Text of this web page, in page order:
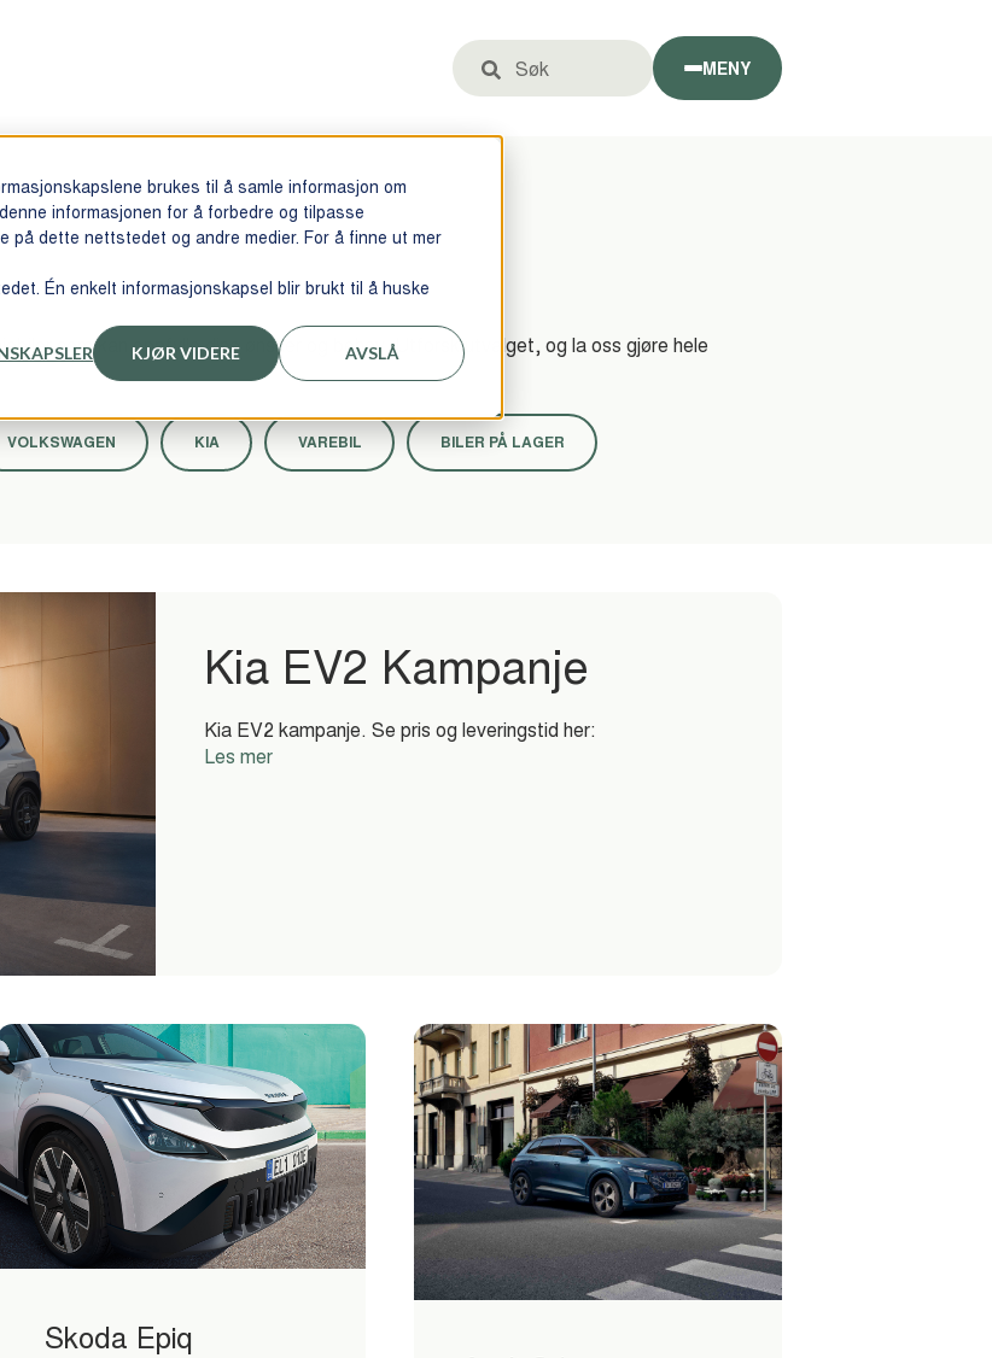
brukes til å samle informasjon om
informasjonen for å forbedre og tilpasse
på dette nettstedet og andre medier. For å finne ut mer
Én enkelt informasjonskapsel blir brukt til å huske
KJØR VIDERE AVSLÅ
Dette er et søkefelt med en tilhørende funksjon for automatiske
MENY
som kan oppfylle dine ønsker og behov. Utforsk utvalget, og la oss gjøre hele
VOLKSWAGEN KIA VAREBIL BILER PÅ LAGER
Kia EV2 Kampanje
Kia EV2 kampanje. Se pris og leveringstid her:
Les mer
Skoda Epiq